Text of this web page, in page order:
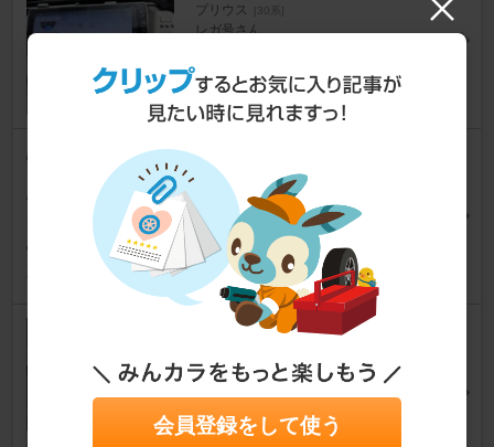
プリウス [30系]
レガ号さん
COMTEC ZDR-013
プリウス [30系]
プリウス8888さん
HIGH SPARK IGNTION COIL J
COIL
プリウス [30系]
ふゅーさん
会員登録をして使う